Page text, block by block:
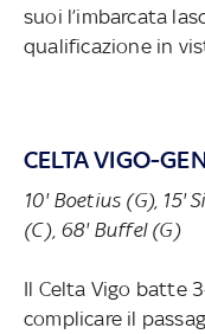
suoi l’imbarcata
qualificazione in
CELTA VIGO-
10' Boetius (G), 15'
(C), 68' Buffel (G)
Il Celta Vigo batte
complicare il